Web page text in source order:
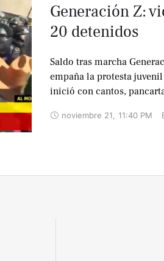
Generación Z:
20 detenidos
Saldo tras marcha
empaña la protesta
inició con cantos,
noviembre 21 11:40 PM